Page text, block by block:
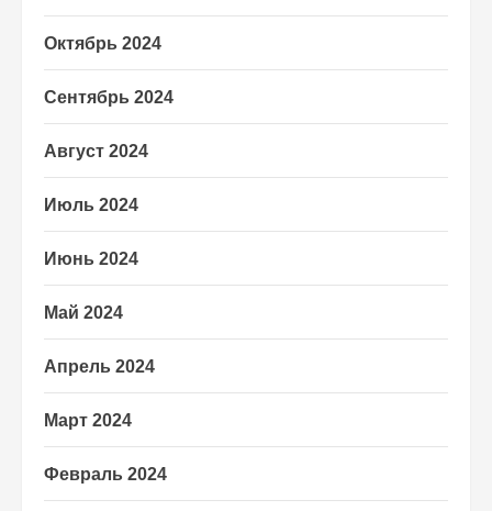
Октябрь 2024
Сентябрь 2024
Август 2024
Июль 2024
Июнь 2024
Май 2024
Апрель 2024
Март 2024
Февраль 2024